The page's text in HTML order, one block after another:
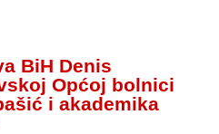
BiH Denis
Općoj bolnici
i akademika